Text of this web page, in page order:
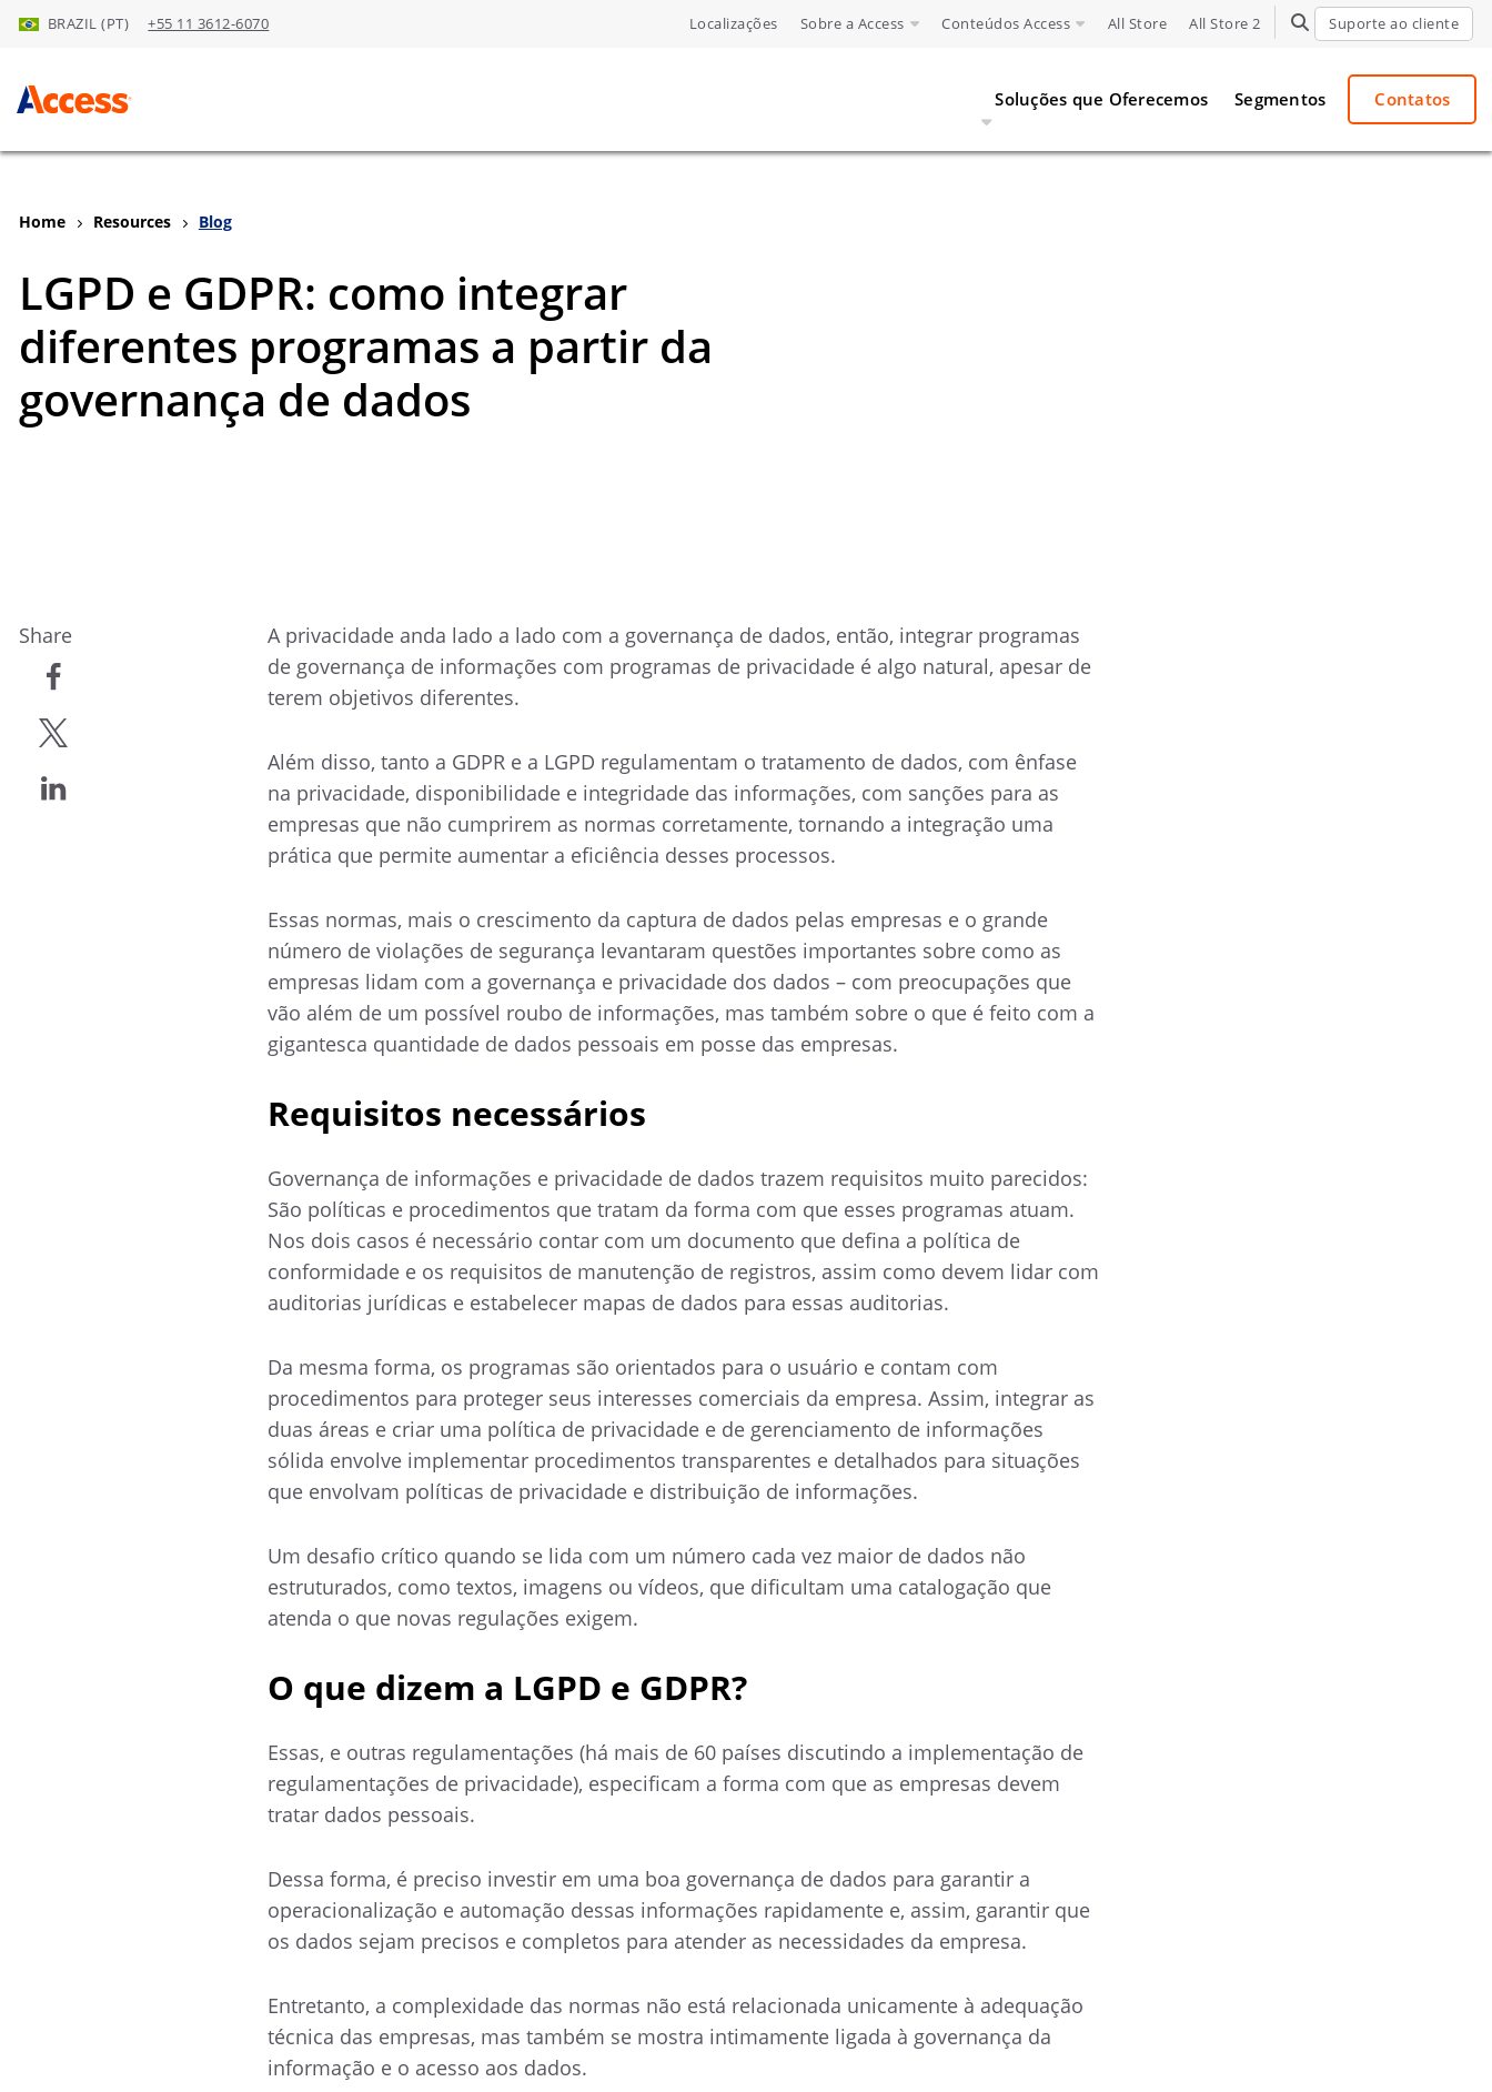
Skip to Main Content
BRAZIL (PT) +55 11 3612-6070 Localizações Sobre a Access Conteúdos Access All Store All Store 2 TOGGLE SEARCH
Suporte ao cliente
Soluções que Oferecemos Segmentos Contatos
Home Resources Blog
LGPD e GDPR: como integrar
diferentes programas a partir da
governança de dados
Share
compartilhar
A privacidade anda lado a lado com a governança de dados, então, integrar programas
de governança de informações com programas de privacidade é algo natural, apesar de
terem objetivos diferentes.
Além disso, tanto a GDPR e a LGPD regulamentam o tratamento de dados, com ênfase
na privacidade, disponibilidade e integridade das informações, com sanções para as
empresas que não cumprirem as normas corretamente, tornando a integração uma
prática que permite aumentar a eficiência desses processos.
Essas normas, mais o crescimento da captura de dados pelas empresas e o grande
número de violações de segurança levantaram questões importantes sobre como as
empresas lidam com a governança e privacidade dos dados – com preocupações que
vão além de um possível roubo de informações, mas também sobre o que é feito com a
gigantesca quantidade de dados pessoais em posse das empresas.
Requisitos necessários
Governança de informações e privacidade de dados trazem requisitos muito parecidos:
São políticas e procedimentos que tratam da forma com que esses programas atuam.
Nos dois casos é necessário contar com um documento que defina a política de
conformidade e os requisitos de manutenção de registros, assim como devem lidar com
auditorias jurídicas e estabelecer mapas de dados para essas auditorias.
Da mesma forma, os programas são orientados para o usuário e contam com
procedimentos para proteger seus interesses comerciais da empresa. Assim, integrar as
duas áreas e criar uma política de privacidade e de gerenciamento de informações
sólida envolve implementar procedimentos transparentes e detalhados para situações
que envolvam políticas de privacidade e distribuição de informações.
Um desafio crítico quando se lida com um número cada vez maior de dados não
estruturados, como textos, imagens ou vídeos, que dificultam uma catalogação que
atenda o que novas regulações exigem.
O que dizem a LGPD e GDPR?
Essas, e outras regulamentações (há mais de 60 países discutindo a implementação de
regulamentações de privacidade), especificam a forma com que as empresas devem
tratar dados pessoais.
Dessa forma, é preciso investir em uma boa governança de dados para garantir a
operacionalização e automação dessas informações rapidamente e, assim, garantir que
os dados sejam precisos e completos para atender as necessidades da empresa.
Entretanto, a complexidade das normas não está relacionada unicamente à adequação
técnica das empresas, mas também se mostra intimamente ligada à governança da
informação e o acesso aos dados.